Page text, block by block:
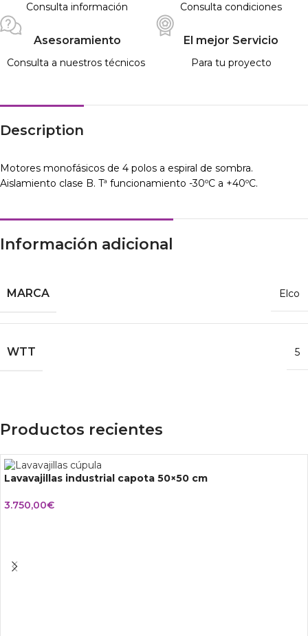
Consulta información Consulta condiciones
Asesoramiento
Consulta a nuestros técnicos
El mejor Servicio
Para tu proyecto
Description
Motores monofásicos de 4 polos a espiral de sombra.
Aislamiento clase B. Tª funcionamiento -30ºC a +40ºC.
Información adicional
MARCA Elco
WTT 5
Productos recientes
Lavavajillas industrial capota 50×50 cm
3.750,00€